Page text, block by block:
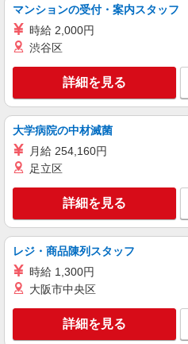
滋賀県草津市
株式会社綜合キャリアオプション（
マシンから出て
払いOK
時給1,550
※時間外・深夜
動なし 【月収
時間30×7日+残
滋賀県滋賀
キープ
派遣社員
株式会社綜合キャリアオプション（
組立・加工・
時給1,280円
滋賀県草津市
マンションの受付・案内スタッフ
時給 2,000円
渋谷区
詳細を見る
大学病院の中材滅菌
月給 254,160円
足立区
詳細を見る
レジ・商品陳列スタッフ
時給 1,300円
大阪市中央区
詳細を見る